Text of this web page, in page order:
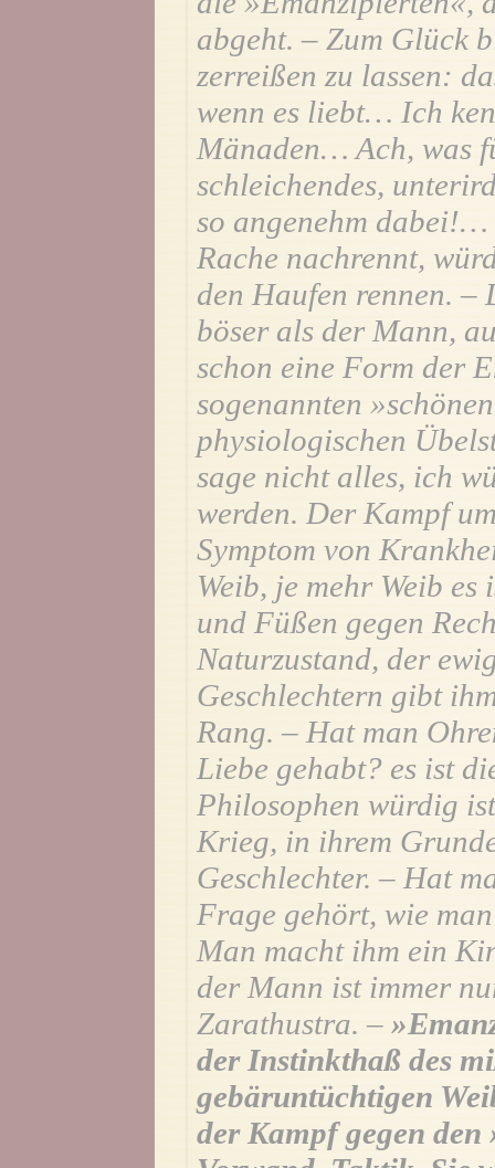
abgeht. – Zum Glück
zerreißen zu lassen:
wenn es liebt… Ich
Mänaden… Ach, was
schleichendes,
so angenehm dabei!…
Rache nachrennt,
den Haufen rennen. –
böser als der Mann,
schon eine Form der
sogenannten
physiologischen
sage nicht alles, ich
werden. Der Kampf
Symptom von
Weib, je mehr Weib
und Füßen gegen
Naturzustand, der
Geschlechtern gibt
Rang. – Hat man
Liebe gehabt? es ist
Philosophen würdig
Krieg, in ihrem
Geschlechter. – Hat
Frage gehört, wie
Man macht ihm ein
der Mann ist immer
Zarathustra. –
der Instinkthaß des
gebäruntüchtigen
der Kampf gegen